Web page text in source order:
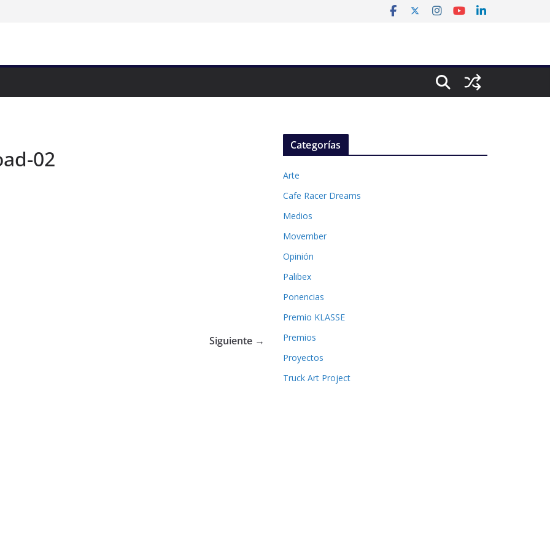
02
Siguiente →
Categorías
Arte
Cafe Racer Dreams
Medios
Movember
Opinión
Palibex
Ponencias
Premio KLASSE
Premios
Proyectos
Truck Art Project